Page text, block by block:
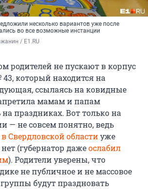
несколько вариантов уже после
во все возможные инстанции
/ E1.RU
родителей не пускают в корпус
43, который находится на
ссылаясь на ковидные
мамам и папам
на праздниках. Вот только на
— не совсем понятно, ведь
Свердловской областиуже
(губернатор дажеослабил
). Родители уверены, что
не публичное и не массовое
будут праздновать